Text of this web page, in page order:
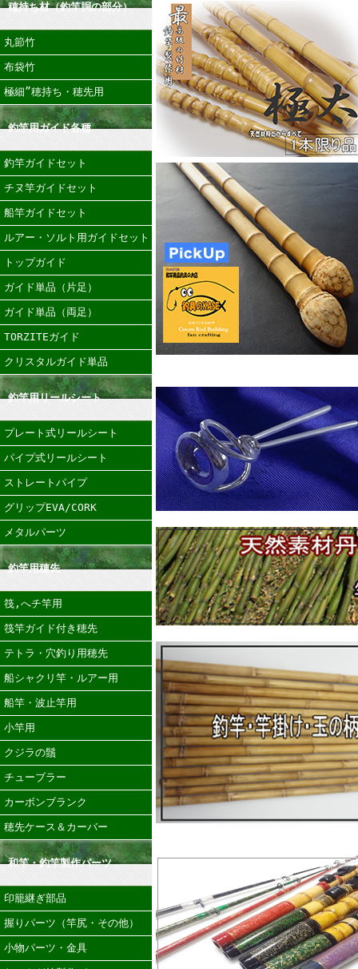
穂持ち材（釣竿胴の部分）
丸節竹
布袋竹
極細”穂持ち・穂先用
釣竿用ガイド各種
釣竿ガイドセット
チヌ竿ガイドセット
船竿ガイドセット
ルアー・ソルト用ガイドセット
トップガイド
ガイド単品（片足）
ガイド単品（両足）
TORZITEガイド
クリスタルガイド単品
釣竿用リールシート
プレート式リールシート
パイプ式リールシート
ストレートパイプ
グリップEVA/CORK
メタルパーツ
釣竿用穂先
筏,へチ竿用
筏竿ガイド付き穂先
テトラ・穴釣り用穂先
船シャクリ竿・ルアー用
船竿・波止竿用
小竿用
クジラの鬚
チューブラー
カーボンブランク
穂先ケース＆カーバー
和竿・釣竿製作パーツ
印籠継ぎ部品
握りパーツ（竿尻・その他）
小物パーツ・金具